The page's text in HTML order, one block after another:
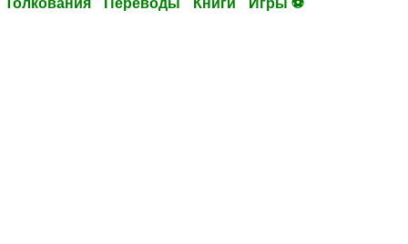
Толкования Переводы Книги Игры ⚽